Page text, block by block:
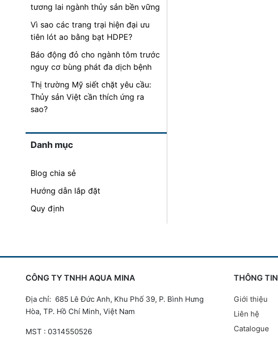
tương lai ngành thủy sản bền vững
Vì sao các trang trại hiện đại ưu
tiên lót ao bằng bạt HDPE?
Báo động đỏ cho ngành tôm trước
nguy cơ bùng phát đa dịch bệnh
Thị trường Mỹ siết chặt yêu cầu:
Thủy sản Việt cần thích ứng ra
sao?
Danh mục
Blog chia sẻ
Hướng dẫn lắp đặt
Quy định
CÔNG TY TNHH AQUA MINA
Địa chỉ: 685 Lê Đức Anh, Khu Phố 39, P. Bình Hưng
Hòa, TP. Hồ Chí Minh, Việt Nam
MST : 0314550526
THÔNG TIN
Giới thiệu
Liên hệ
Catalogue